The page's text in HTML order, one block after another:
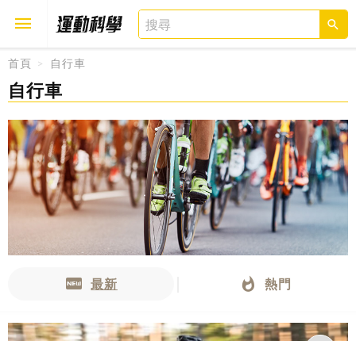
首頁 自行車
自行車
最新 熱門